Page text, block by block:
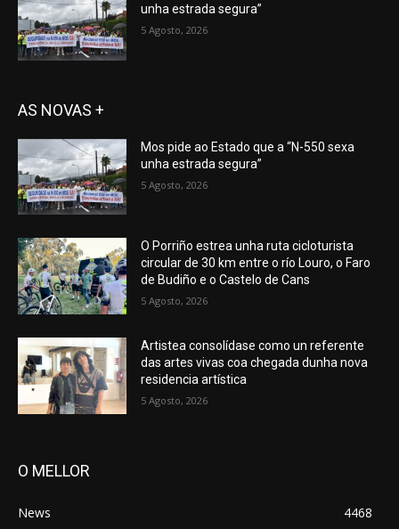
unha estrada segura”
5 Agosto, 2026
AS NOVAS +
Mos pide ao Estado que a “N-550 sexa
unha estrada segura”
5 Agosto, 2026
O Porriño estrea unha ruta cicloturista
circular de 30 km entre o río Louro, o Faro
de Budiño e o Castelo de Cans
5 Agosto, 2026
Artistea consolídase como un referente
das artes vivas coa chegada dunha nova
residencia artística
5 Agosto, 2026
O MELLOR
News
4468